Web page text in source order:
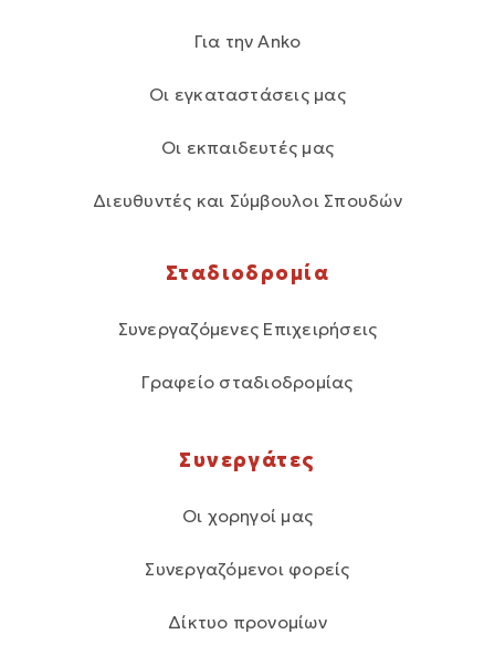
Για την Anko
Οι εγκαταστάσεις μας
Οι εκπαιδευτές μας
Διευθυντές και Σύμβουλοι Σπουδών
Σταδιοδρομία
Συνεργαζόμενες Επιχειρήσεις
Γραφείο σταδιοδρομίας
Συνεργάτες
Οι χορηγοί μας
Συνεργαζόμενοι φορείς
Δίκτυο προνομίων